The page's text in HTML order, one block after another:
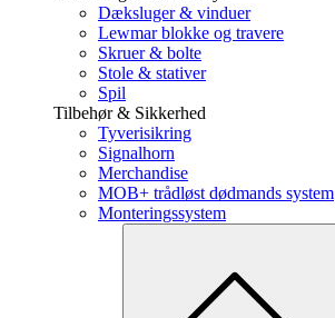
Dæksluger & vinduer
Lewmar blokke og travere
Skruer & bolte
Stole & stativer
Spil
Tilbehør & Sikkerhed
Tyverisikring
Signalhorn
Merchandise
MOB+ trådløst dødmands system
Monteringssystem